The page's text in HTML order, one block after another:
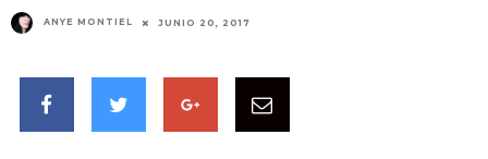
ANYE MONTIEL JUNIO 20, 2017